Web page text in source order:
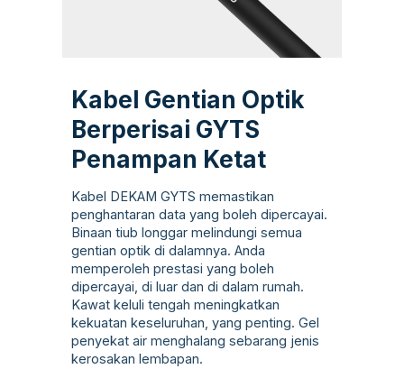
Kabel Gentian Optik
Berperisai GYTS
Penampan Ketat
Kabel DEKAM GYTS memastikan
penghantaran data yang boleh dipercayai.
Binaan tiub longgar melindungi semua
gentian optik di dalamnya. Anda
memperoleh prestasi yang boleh
dipercayai, di luar dan di dalam rumah.
Kawat keluli tengah meningkatkan
kekuatan keseluruhan, yang penting. Gel
penyekat air menghalang sebarang jenis
kerosakan lembapan.